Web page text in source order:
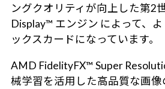
ングクオリティが向上した第2
Display™ エンジン によって、
ックスカードになっています。
AMD FidelityFX™ Super
械学習を活用した高品質な画像